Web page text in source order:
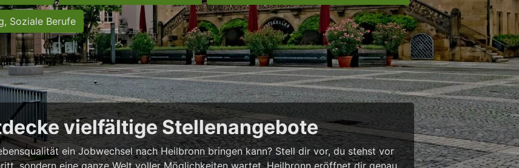
Soziale Berufe
vielfältige Stellenangebote
ein Jobwechsel nach Heilbronn bringen kann? Stell dir vor, du stehst vor